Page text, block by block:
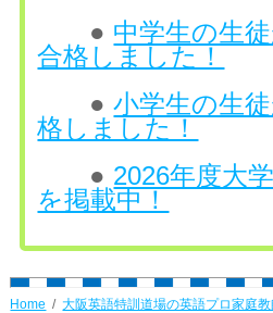
● 中学生の生
合格しました！
●小学生の生
格しました！
● 2026年度大
を掲載中！
Home
大阪英語特訓道場の英語プロ家庭